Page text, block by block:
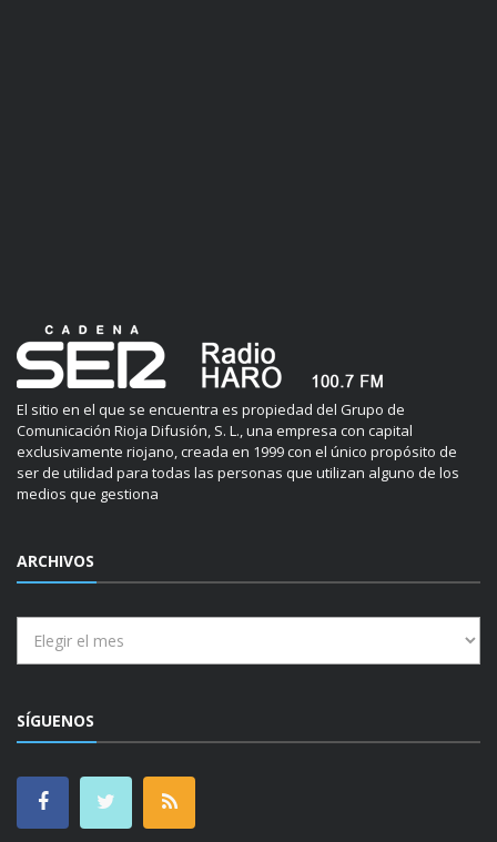
El sitio en el que se encuentra es propiedad del Grupo de
Comunicación Rioja Difusión, S. L., una empresa con capital
exclusivamente riojano, creada en 1999 con el único propósito de
ser de utilidad para todas las personas que utilizan alguno de los
medios que gestiona
ARCHIVOS
SÍGUENOS